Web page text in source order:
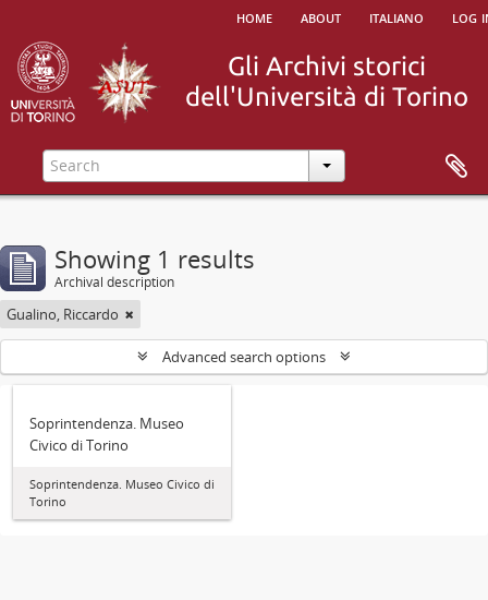
home about italiano log
Showing 1 results
Archival description
Gualino, Riccardo
Advanced search options
Soprintendenza. Museo
Civico di Torino
Soprintendenza. Museo Civico di
Torino